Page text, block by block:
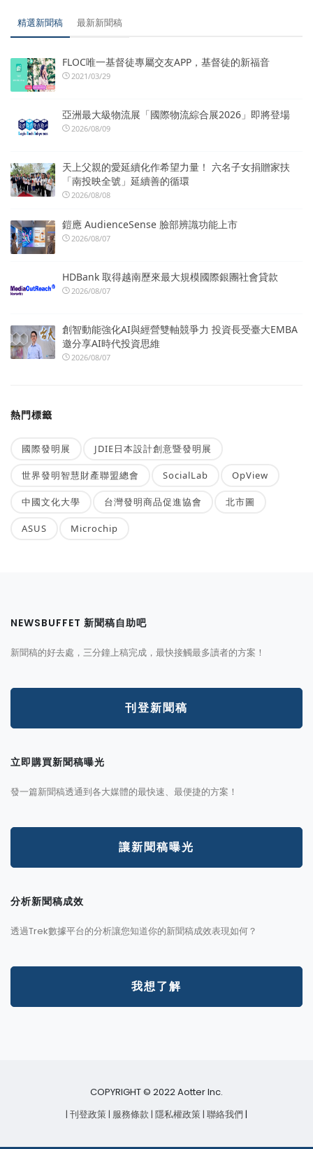
精選新聞稿 最新新聞稿
FLOC唯一基督徒專屬交友APP，基督徒的新福音
2021/03/29
亞洲最大級物流展「國際物流綜合展2026」即將登場
2026/08/09
天上父親的愛延續化作希望力量！ 六名子女捐贈家扶
「南投映全號」延續善的循環
2026/08/08
鎧應 AudienceSense 臉部辨識功能上市
2026/08/07
HDBank 取得越南歷來最大規模國際銀團社會貸款
2026/08/07
創智動能強化AI與經營雙軸競爭力 投資長受臺大EMBA
邀分享AI時代投資思維
2026/08/07
熱門標籤
國際發明展 JDIE日本設計創意暨發明展
世界發明智慧財產聯盟總會 SocialLab OpView
中國文化大學 台灣發明商品促進協會 北市圖
ASUS Microchip
NEWSBUFFET 新聞稿自助吧
新聞稿的好去處，三分鐘上稿完成，最快接觸最多讀者的方案！
刊登新聞稿
立即購買新聞稿曝光
發一篇新聞稿透通到各大媒體的最快速、最便捷的方案！
讓新聞稿曝光
分析新聞稿成效
透過Trek數據平台的分析讓您知道你的新聞稿成效表現如何？
我想了解
COPYRIGHT © 2022 Aotter Inc.
| 刊登政策| 服務條款 | 隱私權政策| 聯絡我們 |